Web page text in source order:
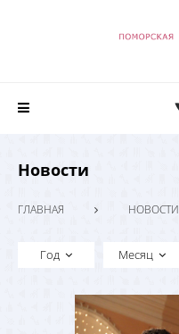
Новости
ГЛАВНАЯ НОВОСТИ
Год Месяц